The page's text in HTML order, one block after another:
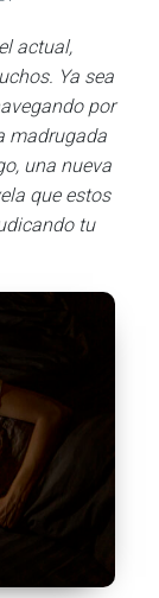
actual,
Ya sea
por
madrugada
una nueva
que estos
tu